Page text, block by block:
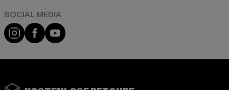
Instagram
FacebookYouTube